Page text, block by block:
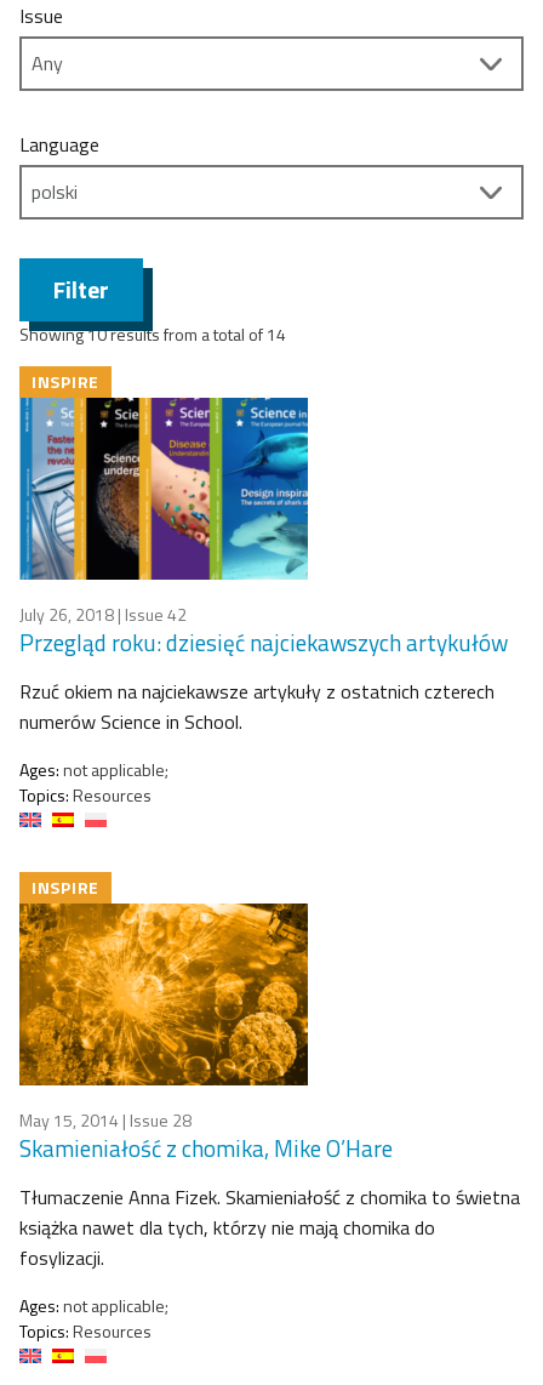
Issue
Language
Filter
Showing 10 results from a total of 14
INSPIRE
July 26, 2018| Issue 42
Przegląd roku: dziesięć najciekawszych artykułów
Rzuć okiem na najciekawsze artykuły z ostatnich czterech
numerów Science in School.
Ages:not applicable;
Topics:Resources
INSPIRE
May 15, 2014 | Issue 28
Skamieniałość z chomika, Mike O’Hare
Tłumaczenie Anna Fizek. Skamieniałość z chomika to świetna
książka nawet dla tych, którzy nie mają chomika do
fosylizacji.
Ages:not applicable;
Topics:Resources